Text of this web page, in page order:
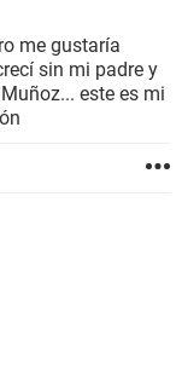
me gustaría
sin mi padre y
este es mi